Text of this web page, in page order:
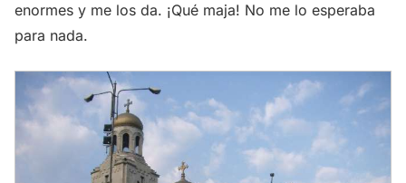
enormes y me los da. ¡Qué maja! No me lo esperaba
para nada.